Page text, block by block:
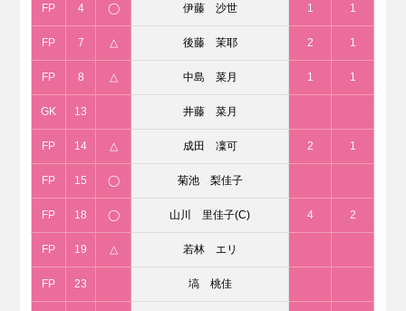
FP 4 ◯ 伊藤 沙世 1 1
FP 7 △ 後藤 茉耶 2 1
FP 8 △ 中島 菜月 1 1
GK 13 井藤 菜月
FP 14 △ 成田 凜可 2 1
FP 15 ◯ 菊池 梨佳子
FP 18 ◯ 山川 里佳子(C) 4 2
FP 19 △ 若林 エリ
FP 23 塙 桃佳